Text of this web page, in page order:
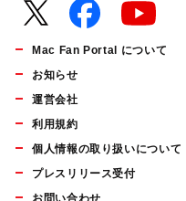
Mac Fan Portal について
お知らせ
運営会社
利用規約
個人情報の取り扱いについて
プレスリリース受付